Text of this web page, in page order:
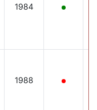
1984
1988